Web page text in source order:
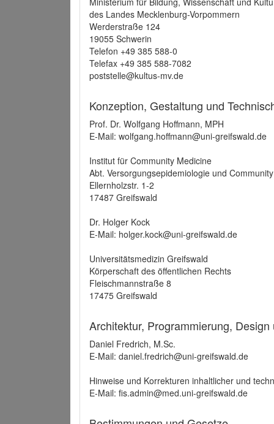
des Landes Mecklenburg-Vorpommern
Werderstraße 124
19055 Schwerin
Telefon +49 385 588-0
Telefax +49 385 588-7082
poststelle@kultus-mv.de
Konzeption, Gestaltung und
Prof. Dr. Wolfgang Hoffmann, MPH
E-Mail: wolfgang.hoffmann@uni-greifswald.de
Institut für Community Medicine
Abt. Versorgungsepidemiologie und
Ellernholzstr. 1-2
17487 Greifswald
Dr. Holger Kock
E-Mail: holger.kock@uni-greifswald.de
Universitätsmedizin Greifswald
Körperschaft des öffentlichen Rechts
Fleischmannstraße 8
17475 Greifswald
Architektur, Programmierung,
Daniel Fredrich, M.Sc.
E-Mail: daniel.fredrich@uni-greifswald.de
Hinweise und Korrekturen inhaltlicher und
E-Mail: fis.admin@med.uni-greifswald.de